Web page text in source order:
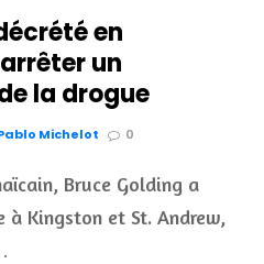
en
un
la drogue
Michelot 0
Bruce Golding a
Kingston et St. Andrew,